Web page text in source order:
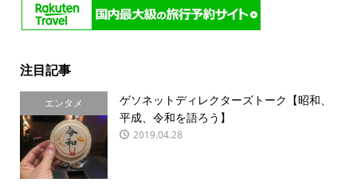
注目記事
エンタメ
ゲソネットディレクターズトーク【昭和、
平成、令和を語ろう】
2019.04.28